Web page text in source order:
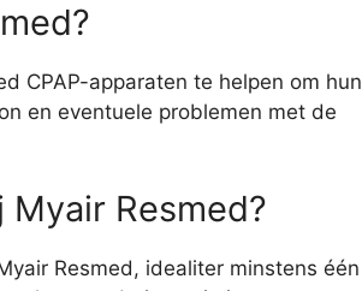
CPAP-apparaten te helpen om hun
en eventuele problemen met de
Resmed?
Resmed, idealiter minstens één